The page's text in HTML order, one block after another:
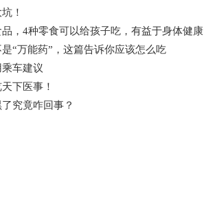
！
，4种零食可以给孩子吃，有益于身体健康
“万能药”，这篇告诉你应该怎么吃
车建议
下医事！
究竟咋回事？